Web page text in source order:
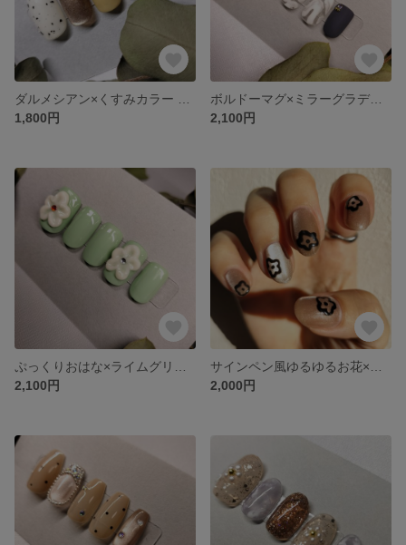
1,800円
2,100円
2,100円
2,000円